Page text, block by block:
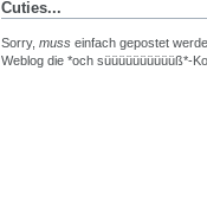
Cuties...
Sorry, muss einfach gepostet
Weblog die *och süüüüüüüüüüß*-